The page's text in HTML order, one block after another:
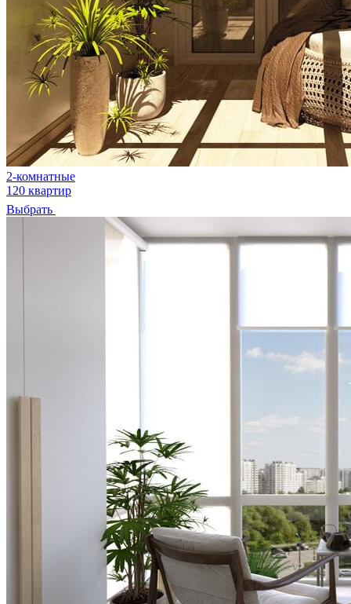
2-комнатные
120 квартир
Выбрать